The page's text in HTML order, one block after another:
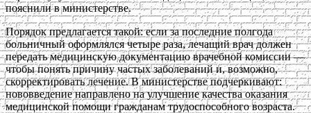
пояснили в министерстве.
Порядок предлагается такой: если за последние полгода
больничный оформлялся четыре раза, лечащий врач должен
передать медицинскую документацию врачебной комиссии —
чтобы понять причину частых заболеваний и, возможно,
скорректировать лечение. В министерстве подчеркивают:
нововведение направлено на улучшение качества оказания
медицинской помощи гражданам трудоспособного возраста.